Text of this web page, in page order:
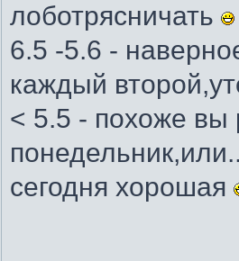
лоботрясничать
6.5 -5.6 -
каждый
< 5.5 - похоже вы
сегодня хорошая